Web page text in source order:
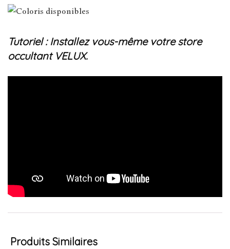
Tutoriel : Installez vous-même votre store
occultant VELUX.
Produits Similaires